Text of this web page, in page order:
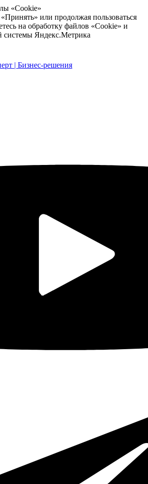
«Cookie»
или продолжая пользоваться
на обработку файлов «Cookie» и
системы Яндекс.Метрика
| Бизнес-решения